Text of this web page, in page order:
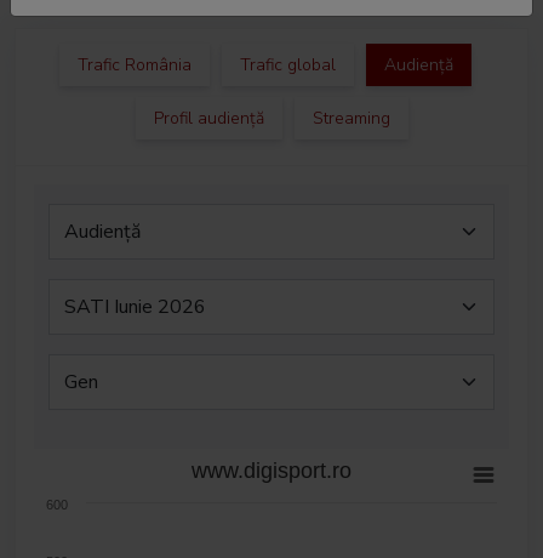
Trafic România Trafic global Audiență
Profil audiență Streaming
www.digisport.ro
600